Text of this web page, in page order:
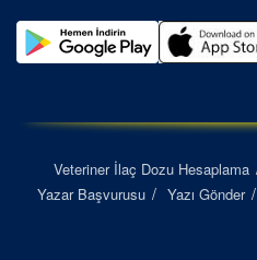
Veteriner İlaç Dozu Hesaplama
Yazar Başvurusu
Yazı Gönder